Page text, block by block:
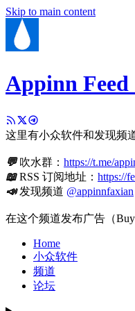
Skip to main content
Appinn
这里有小众软件和发现频
💬吹水群： https://t.me/
📖RSS 订阅地址： https://
📣发现频道 @appinnfaxian
在这个频道发布广告（Buy
Home
小众软件
频道
论坛